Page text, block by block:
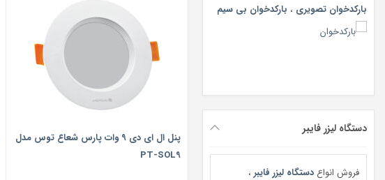
بارکدخوان تصویری ، بارکدخوان بی سیم
دستگاه لیزر فایبر
فروش انواع دستگاه لیزر فایبر ،
پنل ال ای دی 9 وات پارس شعاع توس مدل
PT-SOL9